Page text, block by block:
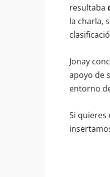
resultaba
la charla,
Jonay
apoyo de
entorno
Si quieres